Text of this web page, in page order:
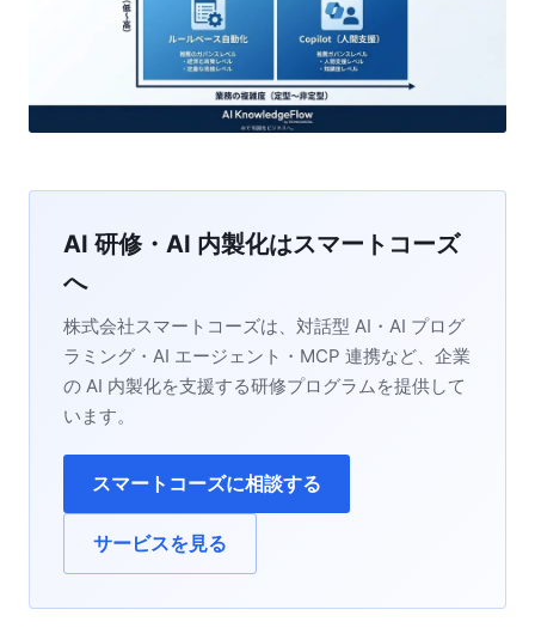
AI 研修・AI 内製化はスマートコーズ
へ
株式会社スマートコーズは、対話型 AI・AI プログ
ラミング・AI エージェント・MCP 連携など、企業
の AI 内製化を支援する研修プログラムを提供して
います。
スマートコーズに相談する
サービスを見る